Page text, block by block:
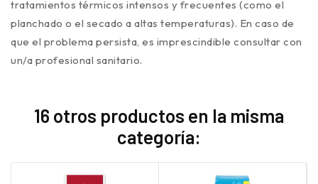
tratamientos térmicos intensos y frecuentes (como el
planchado o el secado a altas temperaturas). En caso de
que el problema persista, es imprescindible consultar con
un/a profesional sanitario.
16 otros productos en la misma
categoría: